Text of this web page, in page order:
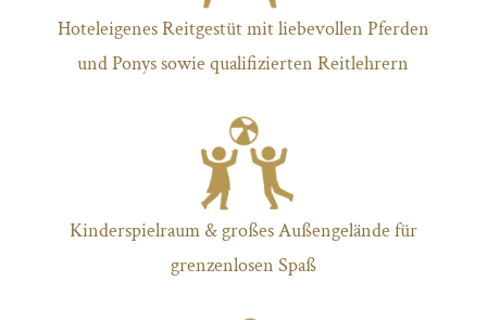
Hoteleigenes Reitgestüt mit liebevollen Pferden
und Ponys sowie qualifizierten Reitlehrern
Kinderspielraum & großes Außengelände für
grenzenlosen Spaß